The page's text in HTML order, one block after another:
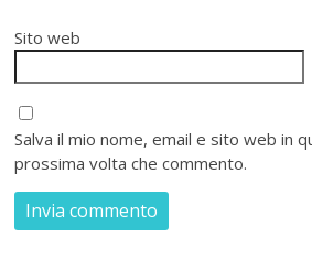
Sito web
Salva il mio nome, email e sito web in
prossima volta che commento.